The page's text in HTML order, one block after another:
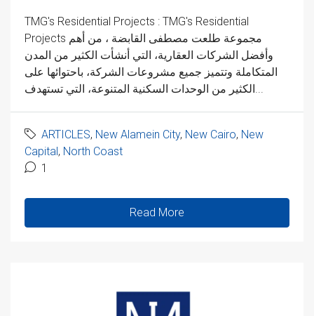
TMG's Residential Projects : TMG's Residential
Projects مجموعة طلعت مصطفى القابضة ، من أهم
وأفضل الشركات العقارية، التي أنشأت الكثير من المدن
المتكاملة وتتميز جميع مشروعات الشركة، باحتوائها على
الكثير من الوحدات السكنية المتنوعة، التي تستهدف...
ARTICLES, New Alamein City, New Cairo, New
Capital , North Coast
1
Read More